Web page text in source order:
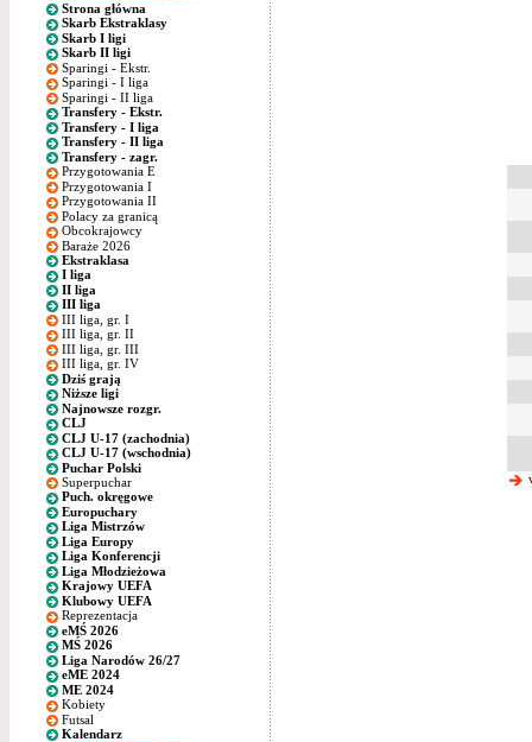
Strona główna
Skarb Ekstraklasy
Skarb I ligi
Skarb II ligi
Sparingi - Ekstr.
Sparingi - I liga
Sparingi - II liga
Transfery - Ekstr.
Transfery - I liga
Transfery - II liga
Transfery - zagr.
Przygotowania E
Przygotowania I
Przygotowania II
Polacy za granicą
Obcokrajowcy
Baraże 2026
Ekstraklasa
I liga
II liga
III liga
III liga, gr. I
III liga, gr. II
III liga, gr. III
III liga, gr. IV
Dziś grają
Niższe ligi
Najnowsze rozgr.
CLJ
CLJ U-17 (zachodnia)
CLJ U-17 (wschodnia)
Puchar Polski
Superpuchar
Puch. okręgowe
Europuchary
Liga Mistrzów
Liga Europy
Liga Konferencji
Liga Młodzieżowa
Krajowy UEFA
Klubowy UEFA
Reprezentacja
eMŚ 2026
MŚ 2026
Liga Narodów 26/27
eME 2024
ME 2024
Kobiety
Futsal
Kalendarz